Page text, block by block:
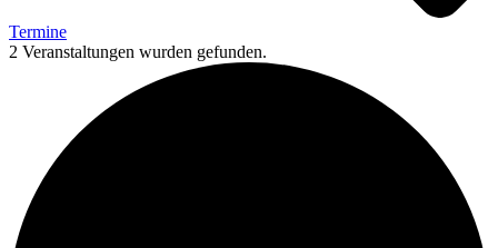
Termine
2 Veranstaltungen wurden gefunden.